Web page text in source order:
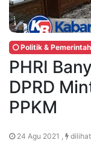
Politik &
PHRI
DPRD
PPKM
24 Agu 2021 ,